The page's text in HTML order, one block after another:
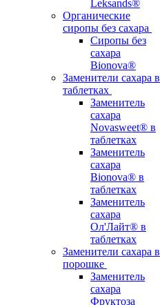
Leksands®
Органические
сиропы без сахара
Сиропы без
сахара
Bionova®
Заменители сахара в
таблетках
Заменитель
сахара
Novasweet® в
таблетках
Заменитель
сахара
Bionova® в
таблетках
Заменитель
сахара
Ол'Лайт® в
таблетках
Заменители сахара в
порошке
Заменитель
сахара
Фруктоза